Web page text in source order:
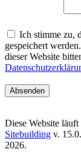
Ich stimme zu,
gespeichert
dieser Website
Diese Website läuft
Sitebuilding v.
2026.